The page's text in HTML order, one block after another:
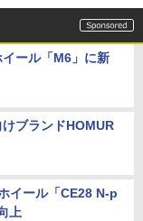
ール「M6」に新
ブランドHOMUR
イール「CE28 N-p
上